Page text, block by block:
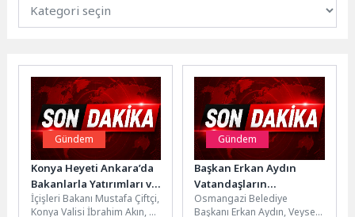
Gündem
Konya Heyeti Ankara’da
Bakanlarla Yatırımları ve
Projeleri Değerlendirdi
İçişleri Bakanı Mustafa Çiftçi,
Konya Valisi İbrahim Akın, AK
Gündem
Başkan Erkan Aydın
Vatandaşların
Taleplerini Yerinde
Osmangazi Belediye
Başkanı Erkan Aydın, Veysel